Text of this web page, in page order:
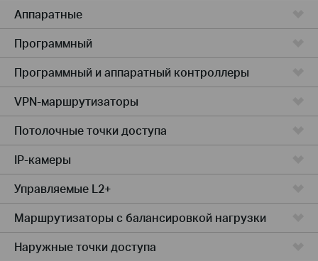
Аппаратные
Программный
Программный и аппаратный контроллеры
VPN-маршрутизаторы
Потолочные точки доступа
IP-камеры
Управляемые L2+
Маршрутизаторы с балансировкой нагрузки
Наружные точки доступа